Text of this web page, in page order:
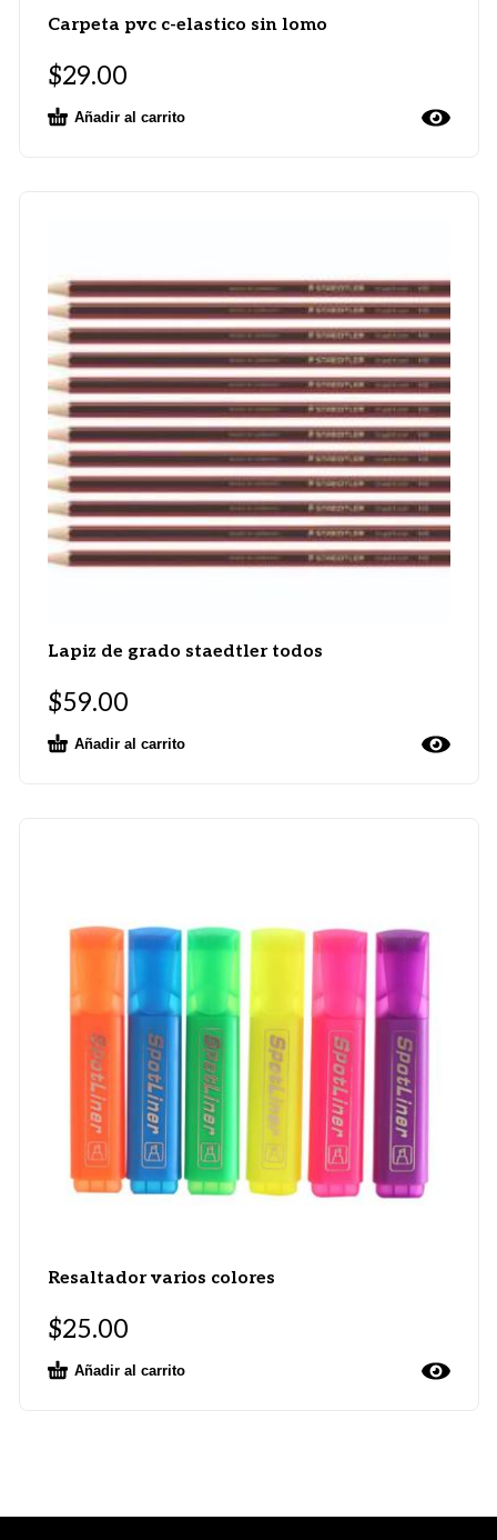
Carpeta pvc c-elastico sin lomo
$29.00
Añadir al carrito
Lapiz de grado staedtler todos
$59.00
Añadir al carrito
Resaltador varios colores
$25.00
Añadir al carrito